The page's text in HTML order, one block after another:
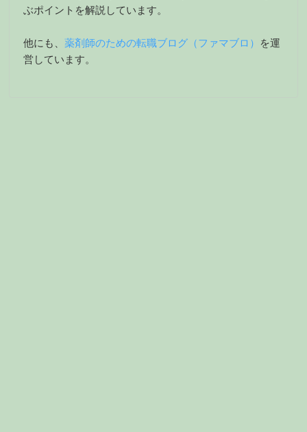
ぶポイントを解説しています。
他にも、 薬剤師のための転職ブログ（ファマブロ）
を運
営しています。